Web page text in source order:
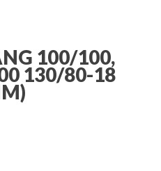
100/100,
130/80-18